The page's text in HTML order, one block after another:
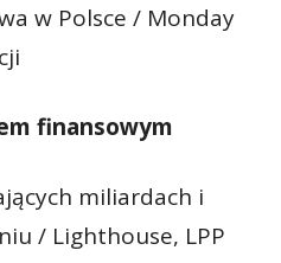
w Polsce / Monday
finansowym
miliardach i
/ Lighthouse, LPP